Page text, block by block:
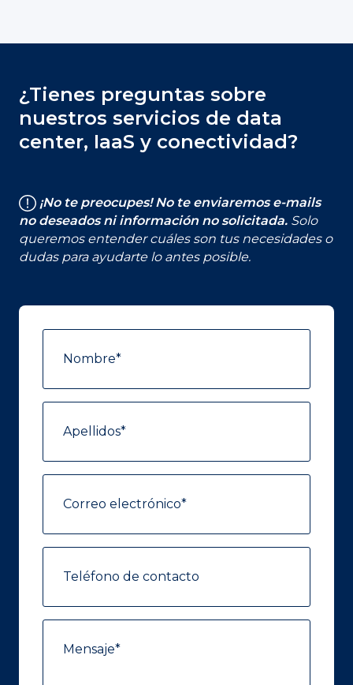
¿Tienes preguntas sobre
nuestros servicios de data
center, IaaS y conectividad?
¡No te preocupes! No te enviaremos e-mails
no deseados ni información no solicitada. Solo
queremos entender cuáles son tus necesidades o
dudas para ayudarte lo antes posible.